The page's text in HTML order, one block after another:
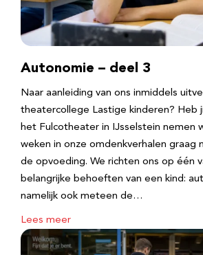
Autonomie – deel 3
Naar aanleiding van ons inmiddels
theatercollege Lastige kinderen? Heb
het Fulcotheater in IJsselstein nemen
weken in onze omdenkverhalen graag
de opvoeding. We richten ons op één
belangrijke behoeften van een kind:
namelijk ook meteen de…
Lees meer